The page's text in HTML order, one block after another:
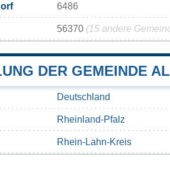
6486
56370 (15 andere
DER GEMEINDE
Deutschland
Rheinland-Pfalz
Rhein-Lahn-Kreis